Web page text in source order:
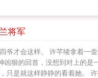
将军
爷才会这样。 许芊绫拿着
狠的回首，没想到对上的
只是就这样静静的看着她。